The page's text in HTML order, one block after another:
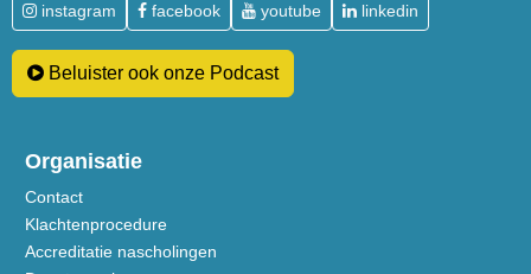
instagram facebook youtube linkedin
Beluister ook onze Podcast
Organisatie
Contact
Klachtenprocedure
Accreditatie nascholingen